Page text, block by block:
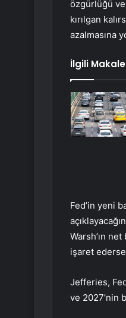
özgürlüğü
kırılgan
azalmasına
İlgili
Fed’in yeni
Warsh’ın
işaret
Jefferies,
ve 2027’nin